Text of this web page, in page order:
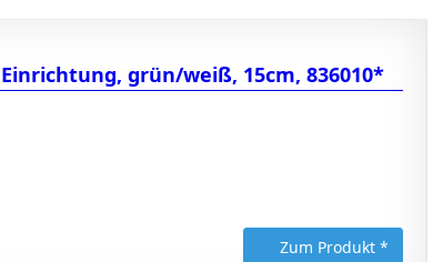
grün/weiß, 15cm, 836010*
Zum Produkt *